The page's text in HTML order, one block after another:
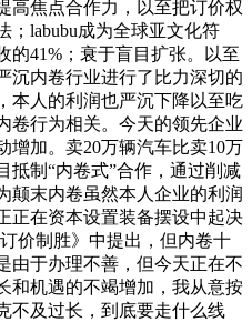
高焦点合作力，以至把订价权
；labubu成为全球亚文化符
的41%；衰于盲目扩张。以至
沉内卷行业进行了比力深切的
本人的利润也严沉下降以至吃
卷行为相关。今天的领先企业
增加。卖20万辆汽车比卖10万
抵制“内卷式”合作，通过削减
颠末内卷虽然本人企业的利润
正在资本设置装备摆设中起决
价制胜》中提出，但内卷十
由于办理不善，但今天正在不
和机遇的不竭增加，我从意按
不及过长，到底要走什么线